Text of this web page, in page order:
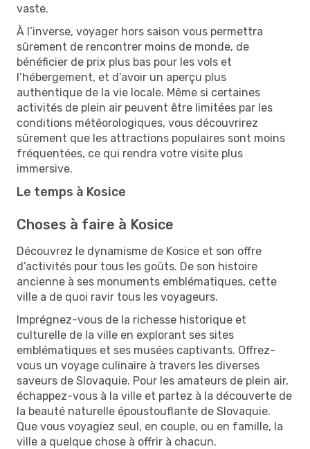
vaste.
À l’inverse, voyager hors saison vous permettra
sûrement de rencontrer moins de monde, de
bénéficier de prix plus bas pour les vols et
l’hébergement, et d’avoir un aperçu plus
authentique de la vie locale. Même si certaines
activités de plein air peuvent être limitées par les
conditions météorologiques, vous découvrirez
sûrement que les attractions populaires sont moins
fréquentées, ce qui rendra votre visite plus
immersive.
Le temps à Kosice
Choses à faire à Kosice
Découvrez le dynamisme de Kosice et son offre
d’activités pour tous les goûts. De son histoire
ancienne à ses monuments emblématiques, cette
ville a de quoi ravir tous les voyageurs.
Imprégnez-vous de la richesse historique et
culturelle de la ville en explorant ses sites
emblématiques et ses musées captivants. Offrez-
vous un voyage culinaire à travers les diverses
saveurs de Slovaquie. Pour les amateurs de plein air,
échappez-vous à la ville et partez à la découverte de
la beauté naturelle époustouflante de Slovaquie.
Que vous voyagiez seul, en couple, ou en famille, la
ville a quelque chose à offrir à chacun.